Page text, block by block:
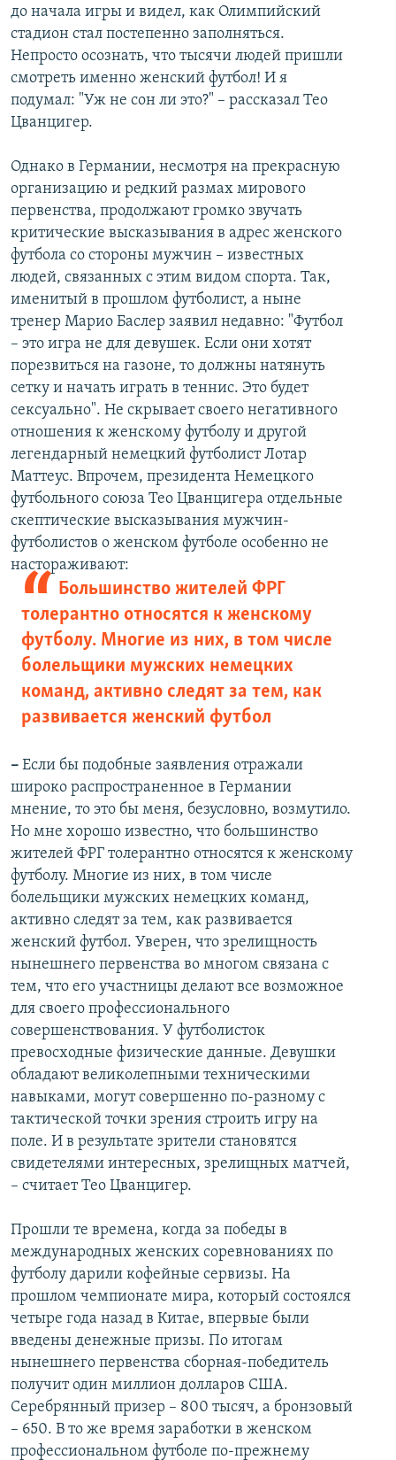
до начала игры и видел, как Олимпийский
стадион стал постепенно заполняться.
Непросто осознать, что тысячи людей пришли
смотреть именно женский футбол! И я
подумал: "Уж не сон ли это?" – рассказал Тео
Цванцигер.
Однако в Германии, несмотря на прекрасную
организацию и редкий размах мирового
первенства, продолжают громко звучать
критические высказывания в адрес женского
футбола со стороны мужчин – известных
людей, связанных с этим видом спорта. Так,
именитый в прошлом футболист, а ныне
тренер Марио Баслер заявил недавно: "Футбол
– это игра не для девушек. Если они хотят
порезвиться на газоне, то должны натянуть
сетку и начать играть в теннис. Это будет
сексуально". Не скрывает своего негативного
отношения к женскому футболу и другой
легендарный немецкий футболист Лотар
Маттеус. Впрочем, президента Немецкого
футбольного союза Тео Цванцигера отдельные
скептические высказывания мужчин-
футболистов о женском футболе особенно не
настораживают:
Большинство жителей ФРГ
толерантно относятся к женскому
футболу. Многие из них, в том числе
болельщики мужских немецких
команд, активно следят за тем, как
развивается женский футбол
– Если бы подобные заявления отражали
широко распространенное в Германии
мнение, то это бы меня, безусловно, возмутило.
Но мне хорошо известно, что большинство
жителей ФРГ толерантно относятся к женскому
футболу. Многие из них, в том числе
болельщики мужских немецких команд,
активно следят за тем, как развивается
женский футбол. Уверен, что зрелищность
нынешнего первенства во многом связана с
тем, что его участницы делают все возможное
для своего профессионального
совершенствования. У футболисток
превосходные физические данные. Девушки
обладают великолепными техническими
навыками, могут совершенно по-разному с
тактической точки зрения строить игру на
поле. И в результате зрители становятся
свидетелями интересных, зрелищных матчей,
– считает Тео Цванцигер.
Прошли те времена, когда за победы в
международных женских соревнованиях по
футболу дарили кофейные сервизы. На
прошлом чемпионате мира, который состоялся
четыре года назад в Китае, впервые были
введены денежные призы. По итогам
нынешнего первенства сборная-победитель
получит один миллион долларов США.
Серебрянный призер – 800 тысяч, а бронзовый
– 650. В то же время заработки в женском
профессиональном футболе по-прежнему